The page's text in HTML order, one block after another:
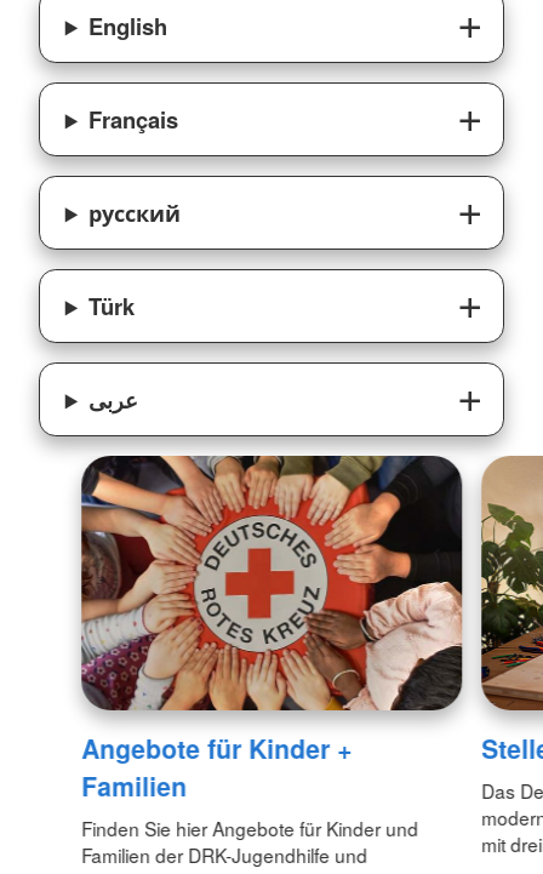
English
Français
русский
Türk
عربى
Angebote für Kinder +
Familien
Finden Sie hier Angebote für Kinder und
Familien der DRK-Jugendhilfe und
Das
mit